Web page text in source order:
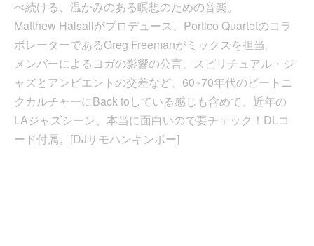
べ続ける、温かみのある瞑想のための音楽。
Matthew Halsallがプロデュース、Portico Quartetのコラ
ボレーターであるGreg Freemanがミックスを担当。
メンバーによるヨガの影響の公言、スピリチュアル・ジ
ャズとアンビエントの交差など、60~70年代のビートニ
クカルチャーにBack toしている感じも含めて、近年の
LAジャズシーン、本当に面白いので要チェック！DLコ
ード付属。[DJサモハンキンポー]